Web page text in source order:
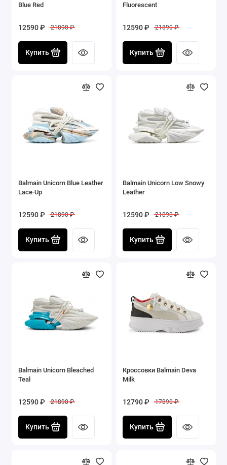
Blue Red
12590 ₽ 21890 ₽
Купить
Fluorescent
12590 ₽ 21890 ₽
Купить
Balmain Unicorn Blue Leather
Lace-Up
12590 ₽ 21890 ₽
Купить
Balmain Unicorn Low Snowy
Leather
12590 ₽ 21890 ₽
Купить
Balmain Unicorn Bleached
Teal
12590 ₽ 21890 ₽
Купить
Кроссовки Balmain Deva
Milk
12790 ₽ 17890 ₽
Купить